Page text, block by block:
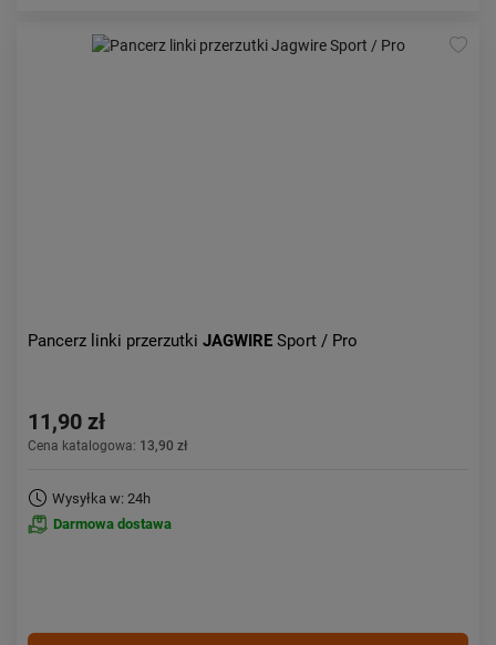
Pancerz linki przerzutki JAGWIRE Sport / Pro
11,90 zł
Cena katalogowa: 13,90 zł
Wysyłka w: 24h
Darmowa dostawa